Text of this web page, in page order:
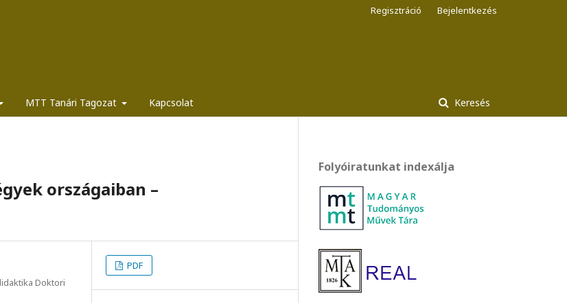
MTT Tanári Tagozat Kapcsolat Keresés
Regisztráció Bejelentkezés
országaiban –
Doktori
PDF
Folyóiratunkat indexálja